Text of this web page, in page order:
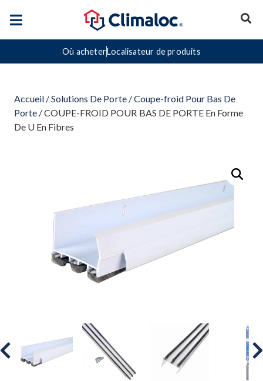
Où acheterLocalisateur de produits
Accueil /Solutions De Porte/Coupe-froid Pour Bas De
Porte / COUPE-FROID POUR BAS DE PORTE En Forme
De U En Fibres